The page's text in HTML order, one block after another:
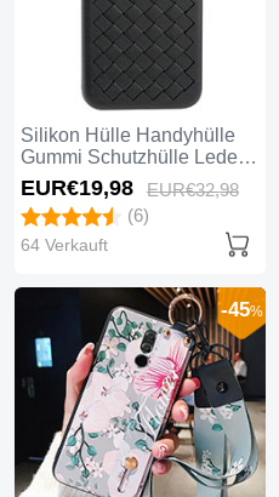
Silikon Hülle Handyhülle
Gummi Schutzhülle Leder
Tasche H05 für Huawei
Mate 20 Lite Schwarz
EUR€19,98 EUR€32,98
(6)
64 Verkauft
-45%